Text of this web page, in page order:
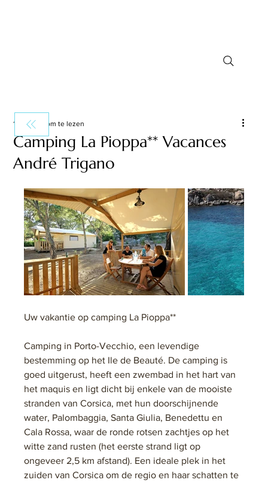
Camping La Pioppa** Vacances
André Trigano
1 minuten om te lezen
Uw vakantie op camping La Pioppa**
Camping in Porto-Vecchio, een levendige
bestemming op het Ile de Beauté. De camping is
goed uitgerust, heeft een zwembad in het hart van
het maquis en ligt dicht bij enkele van de mooiste
stranden van Corsica, met hun doorschijnende
water, Palombaggia, Santa Giulia, Benedettu en
Cala Rossa, waar de ronde rotsen zachtjes op het
witte zand rusten (het eerste strand ligt op
ongeveer 2,5 km afstand). Een ideale plek in het
zuiden van Corsica om de regio en haar schatten te